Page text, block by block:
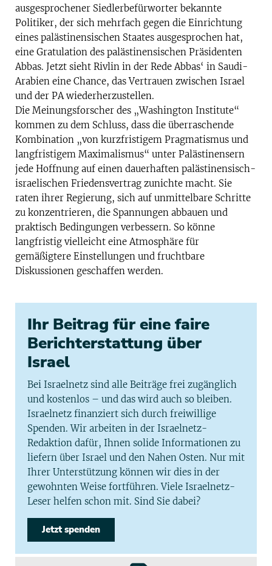
ausgesprochener Siedlerbefürworter bekannte
Politiker, der sich mehrfach gegen die Einrichtung
eines palästinensischen Staates ausgesprochen hat,
eine Gratulation des palästinensischen Präsidenten
Abbas. Jetzt sieht Rivlin in der Rede Abbas‘ in Saudi-
Arabien eine Chance, das Vertrauen zwischen Israel
und der PA wiederherzustellen.
Die Meinungsforscher des „Washington Institute“
kommen zu dem Schluss, dass die überraschende
Kombination „von kurzfristigem Pragmatismus und
langfristigem Maximalismus“ unter Palästinensern
jede Hoffnung auf einen dauerhaften palästinensisch-
israelischen Friedensvertrag zunichte macht. Sie
raten ihrer Regierung, sich auf unmittelbare Schritte
zu konzentrieren, die Spannungen abbauen und
praktisch Bedingungen verbessern. So könne
langfristig vielleicht eine Atmosphäre für
gemäßigtere Einstellungen und fruchtbare
Diskussionen geschaffen werden.
Ihr Beitrag für eine faire
Berichterstattung über
Israel
Bei Israelnetz sind alle Beiträge frei zugänglich
und kostenlos – und das wird auch so bleiben.
Israelnetz finanziert sich durch freiwillige
Spenden. Wir arbeiten in der Israelnetz-
Redaktion dafür, Ihnen solide Informationen zu
liefern über Israel und den Nahen Osten. Nur mit
Ihrer Unterstützung können wir dies in der
gewohnten Weise fortführen. Viele Israelnetz-
Leser helfen schon mit. Sind Sie dabei?
Jetzt spenden